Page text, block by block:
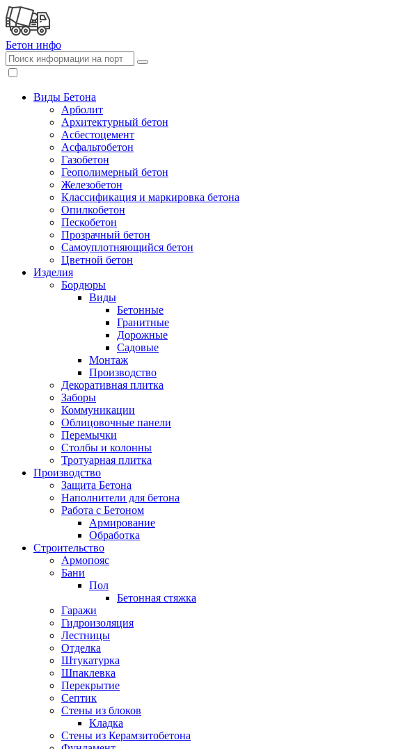
Бетон инфо
Виды Бетона
Арболит
Архитектурный бетон
Асбестоцемент
Асфальтобетон
Газобетон
Геополимерный бетон
Железобетон
Классификация и маркировка бетона
Опилкобетон
Пескобетон
Прозрачный бетон
Самоуплотняющийся бетон
Цветной бетон
Изделия
Бордюры
Виды
Бетонные
Гранитные
Дорожные
Садовые
Монтаж
Производство
Декоративная плитка
Заборы
Коммуникации
Облицовочные панели
Перемычки
Столбы и колонны
Тротуарная плитка
Производство
Защита Бетона
Наполнители для бетона
Работа с Бетоном
Армирование
Обработка
Строительство
Армопояс
Бани
Пол
Бетонная стяжка
Гаражи
Гидроизоляция
Лестницы
Отделка
Штукатурка
Шпаклевка
Перекрытие
Септик
Стены из блоков
Кладка
Стены из Керамзитобетона